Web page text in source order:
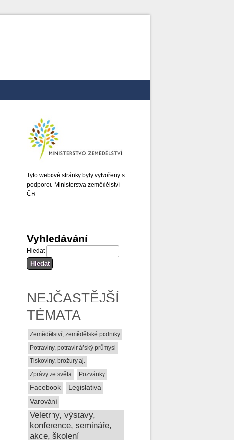
Tyto webové stránky byly vytvořeny s
podporou Ministerstva zemědělství
ČR
Vyhledávání
Hledat
NEJČASTĚJŠÍ
TÉMATA
Zemědělství, zemědělské podniky
Potraviny, potravinářský průmysl
Tiskoviny, brožury aj.
Zprávy ze světa
Pozvánky
Facebook
Legislativa
Varování
Veletrhy, výstavy,
konference, semináře,
akce, školení